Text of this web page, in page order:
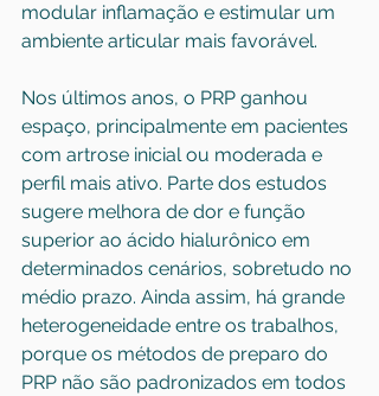
modular inflamação e estimular um
ambiente articular mais favorável.
Nos últimos anos, o PRP ganhou
espaço, principalmente em pacientes
com artrose inicial ou moderada e
perfil mais ativo. Parte dos estudos
sugere melhora de dor e função
superior ao ácido hialurônico em
determinados cenários, sobretudo no
médio prazo. Ainda assim, há grande
heterogeneidade entre os trabalhos,
porque os métodos de preparo do
PRP não são padronizados em todos